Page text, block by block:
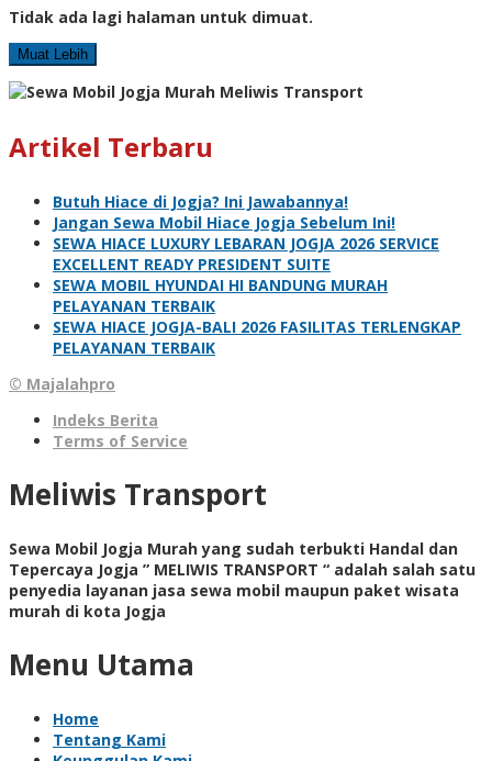
Tidak ada lagi halaman untuk dimuat.
Muat Lebih
Artikel Terbaru
Butuh Hiace di Jogja? Ini Jawabannya!
Jangan Sewa Mobil Hiace Jogja Sebelum Ini!
SEWA HIACE LUXURY LEBARAN JOGJA 2026 SERVICE
EXCELLENT READY PRESIDENT SUITE
SEWA MOBIL HYUNDAI HI BANDUNG MURAH
PELAYANAN TERBAIK
SEWA HIACE JOGJA-BALI 2026 FASILITAS TERLENGKAP
PELAYANAN TERBAIK
© Majalahpro
Indeks Berita
Terms of Service
Meliwis Transport
Sewa Mobil Jogja Murah yang sudah terbukti Handal dan
Tepercaya Jogja ” MELIWIS TRANSPORT “ adalah salah satu
penyedia layanan jasa sewa mobil maupun paket wisata
murah di kota Jogja
Menu Utama
Home
Tentang Kami